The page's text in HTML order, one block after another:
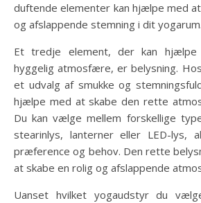
duftende elementer kan hjælpe med
og afslappende stemning i dit yogarum.
Et tredje element, der kan
hyggelig atmosfære, er belysning.
et udvalg af smukke og
hjælpe med at skabe den rette
Du kan vælge mellem forskellige
stearinlys, lanterner eller LED-lys,
præference og behov. Den rette
at skabe en rolig og afslappende
Uanset hvilket yogaudstyr du